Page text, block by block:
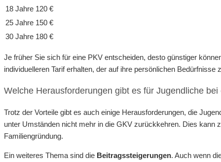
18 Jahre 120 €
25 Jahre 150 €
30 Jahre 180 €
Je früher Sie sich für eine PKV entscheiden, desto günstiger
individuelleren Tarif erhalten, der auf ihre persönlichen Bedürfnisse
Welche Herausforderungen gibt es für Jugendliche bei
Trotz der Vorteile gibt es auch einige Herausforderungen, die
unter Umständen nicht mehr in die GKV zurückkehren. Dies kann
Familiengründung.
Ein weiteres Thema sind die Beitragssteigerungen. Auch wenn